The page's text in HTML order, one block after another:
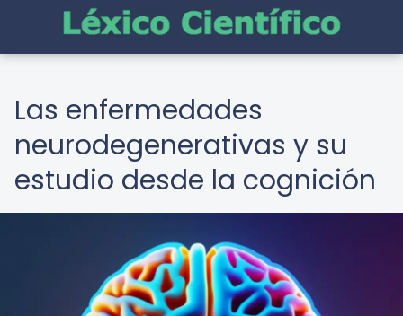
Las enfermedades
neurodegenerativas y su
estudio desde la cognición